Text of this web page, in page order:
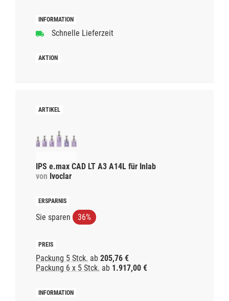
Schnelle Lieferzeit
IPS e.max CAD LT A3 A14L für Inlab
von Ivoclar
Sie sparen 36%
Packung 5 Stck. ab 205,76 €
Packung 6 x 5 Stck. ab 1.917,00 €